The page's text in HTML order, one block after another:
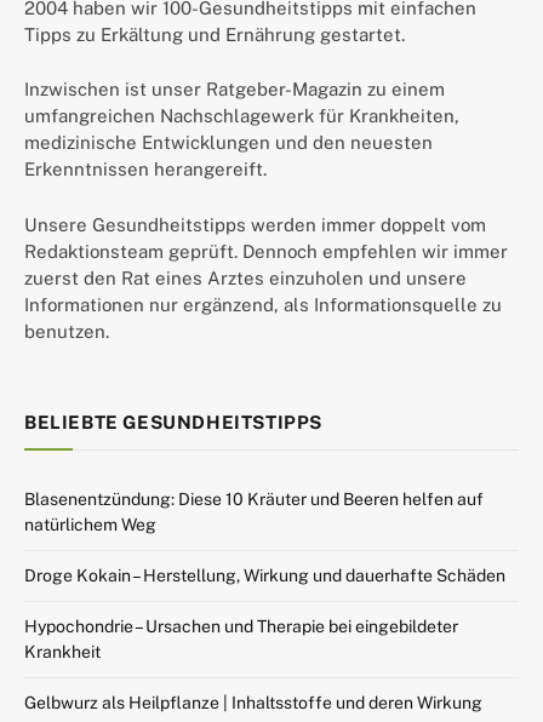
2004 haben wir 100-Gesundheitstipps mit einfachen
Tipps zu Erkältung und Ernährung gestartet.
Inzwischen ist unser Ratgeber-Magazin zu einem
umfangreichen Nachschlagewerk für Krankheiten,
medizinische Entwicklungen und den neuesten
Erkenntnissen herangereift.
Unsere Gesundheitstipps werden immer doppelt vom
Redaktionsteam geprüft. Dennoch empfehlen wir immer
zuerst den Rat eines Arztes einzuholen und unsere
Informationen nur ergänzend, als Informationsquelle zu
benutzen.
BELIEBTE GESUNDHEITSTIPPS
Blasenentzündung: Diese 10 Kräuter und Beeren helfen auf
natürlichem Weg
Droge Kokain – Herstellung, Wirkung und dauerhafte Schäden
Hypochondrie – Ursachen und Therapie bei eingebildeter
Krankheit
Gelbwurz als Heilpflanze | Inhaltsstoffe und deren Wirkung